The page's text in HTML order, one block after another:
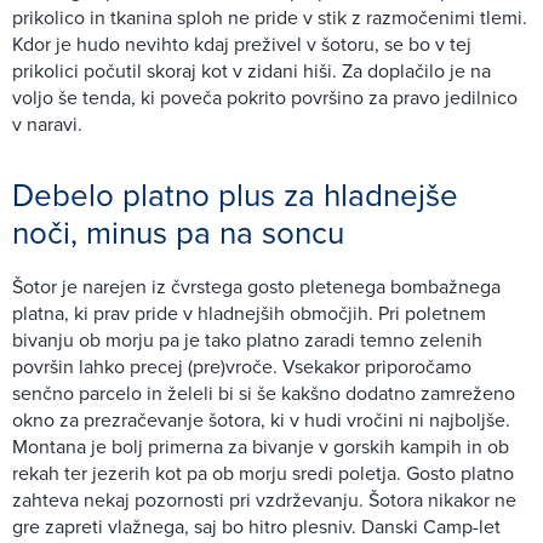
prikolico in tkanina sploh ne pride v stik z razmočenimi tlemi.
Kdor je hudo nevihto kdaj preživel v šotoru, se bo v tej
prikolici počutil skoraj kot v zidani hiši. Za doplačilo je na
voljo še tenda, ki poveča pokrito površino za pravo jedilnico
v naravi.
Debelo platno plus za hladnejše
noči, minus pa na soncu
Šotor je narejen iz čvrstega gosto pletenega bombažnega
platna, ki prav pride v hladnejših območjih. Pri poletnem
bivanju ob morju pa je tako platno zaradi temno zelenih
površin lahko precej (pre)vroče. Vsekakor priporočamo
senčno parcelo in želeli bi si še kakšno dodatno zamreženo
okno za prezračevanje šotora, ki v hudi vročini ni najboljše.
Montana je bolj primerna za bivanje v gorskih kampih in ob
rekah ter jezerih kot pa ob morju sredi poletja. Gosto platno
zahteva nekaj pozornosti pri vzdrževanju. Šotora nikakor ne
gre zapreti vlažnega, saj bo hitro plesniv. Danski Camp-let